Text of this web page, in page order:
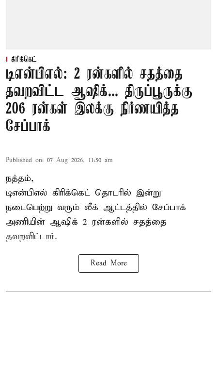
கிரிக்கெட்
டிஎன்பிஎல்: 2 ரன்களில் சதத்தை
தவறவிட்ட ஆஷிக்... திருப்பூருக்கு
206 ரன்கள் இலக்கு நிர்ணயித்த
சேப்பாக்
Published on: 07 Aug 2026, 11:50 am
நத்தம்,
டிஎன்பிஎல் கிரிக்கெட் தொடரில் இன்று
நடைபெற்று வரும் லீக் ஆட்டத்தில் சேப்பாக்
அணியின் ஆஷிக் 2 ரன்களில் சதத்தை
தவறவிட்டார்.
Read More